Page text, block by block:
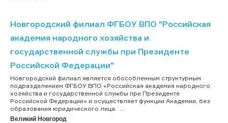
Новгородский филиал ФГБОУ ВПО "Российская
академия народного хозяйства и
государственной службы при Президенте
Российской Федерации"
Новгородский филиал является обособленным структурным
подразделением ФГБОУ ВПО «Российская академия народного
хозяйства и государственной службы при Президенте
Российской Федерации» и осуществляет функции Академии, без
образования юридического лица. ...
Великий Новгород